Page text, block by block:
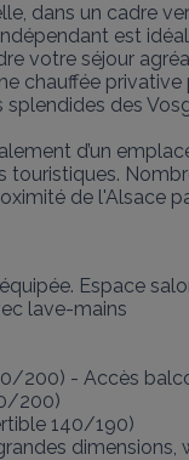
dans un cadre
est
votre séjour
chauffée
des
d’un
de l'Alsace
Espace
lave-mains
200) - Accès
200)
140/190)
dimensions,